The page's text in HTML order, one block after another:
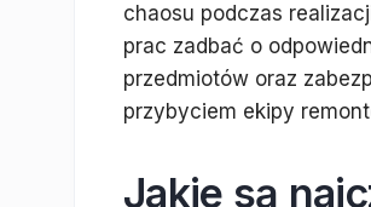
chaosu podczas
prac zadbać o
przedmiotów oraz
przybyciem ekipy
Jakie są